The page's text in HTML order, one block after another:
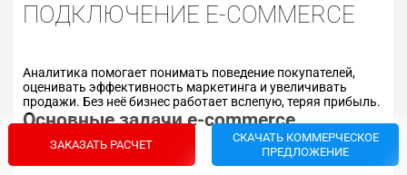
ПОДКЛЮЧЕНИЕ E-COMMERCE
Аналитика помогает понимать поведение покупателей,
оценивать эффективность маркетинга и увеличивать
продажи. Без неё бизнес работает вслепую, теряя прибыль.
Основные задачи e-commerce
аналитики
ЗАКАЗАТЬ РАСЧЕТ
СКАЧАТЬ КОММЕРЧЕСКОЕ
ПРЕДЛОЖЕНИЕ